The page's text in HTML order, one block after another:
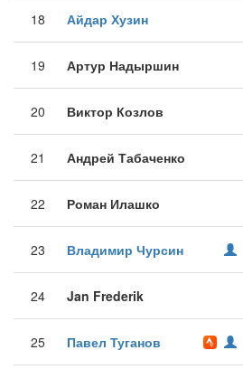
18 Айдар Хузин
19 Артур Надыршин
20 Виктор Козлов
21 Андрей Табаченко
22 Роман Илашко
23 Владимир Чурсин
24 Jan Frederik
25 Павел Туганов